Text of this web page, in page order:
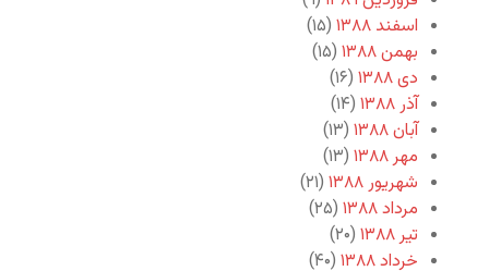
اسفند ۱۳۸۸
(۱۵)
بهمن ۱۳۸۸
(۱۵)
دی ۱۳۸۸
(۱۶)
آذر ۱۳۸۸
(۱۴)
آبان ۱۳۸۸
(۱۳)
مهر ۱۳۸۸
(۱۳)
شهریور ۱۳۸۸
(۲۱)
مرداد ۱۳۸۸
(۲۵)
تیر ۱۳۸۸
(۲۰)
خرداد ۱۳۸۸
(۴۰)